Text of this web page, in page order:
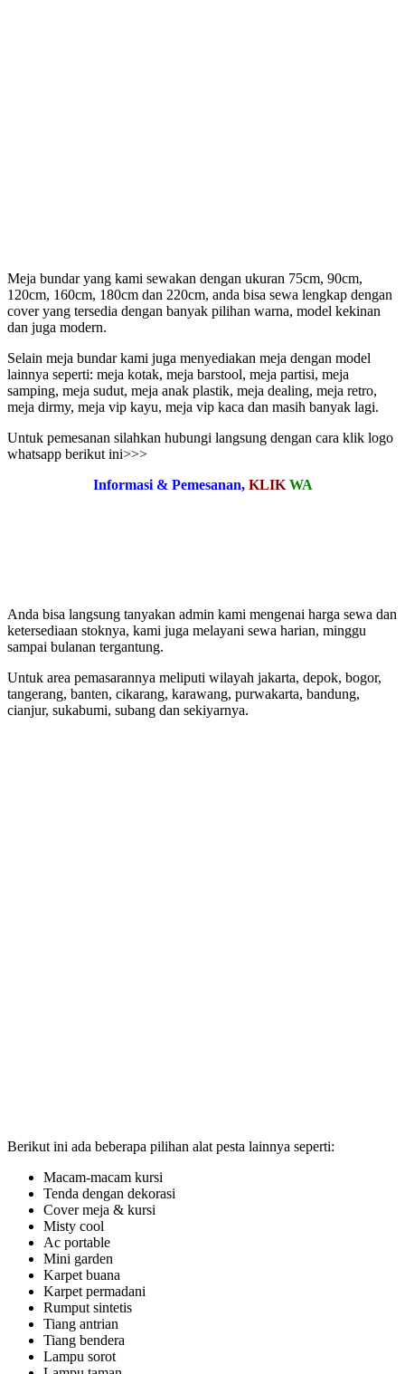
Meja bundar yang kami sewakan dengan ukuran 75cm, 90cm,
120cm, 160cm, 180cm dan 220cm, anda bisa sewa lengkap dengan
cover yang tersedia dengan banyak pilihan warna, model kekinan
dan juga modern.
Selain meja bundar kami juga menyediakan meja dengan model
lainnya seperti: meja kotak, meja barstool, meja partisi, meja
samping, meja sudut, meja anak plastik, meja dealing, meja retro,
meja dirmy, meja vip kayu, meja vip kaca dan masih banyak lagi.
Untuk pemesanan silahkan hubungi langsung dengan cara klik logo
whatsapp berikut ini>>>
Informasi & Pemesanan, KLIK WA
Anda bisa langsung tanyakan admin kami mengenai harga sewa dan
ketersediaan stoknya, kami juga melayani sewa harian, minggu
sampai bulanan tergantung.
Untuk area pemasarannya meliputi wilayah jakarta, depok, bogor,
tangerang, banten, cikarang, karawang, purwakarta, bandung,
cianjur, sukabumi, subang dan sekiyarnya.
Berikut ini ada beberapa pilihan alat pesta lainnya seperti:
Macam-macam kursi
Tenda dengan dekorasi
Cover meja & kursi
Misty cool
Ac portable
Mini garden
Karpet buana
Karpet permadani
Rumput sintetis
Tiang antrian
Tiang bendera
Lampu sorot